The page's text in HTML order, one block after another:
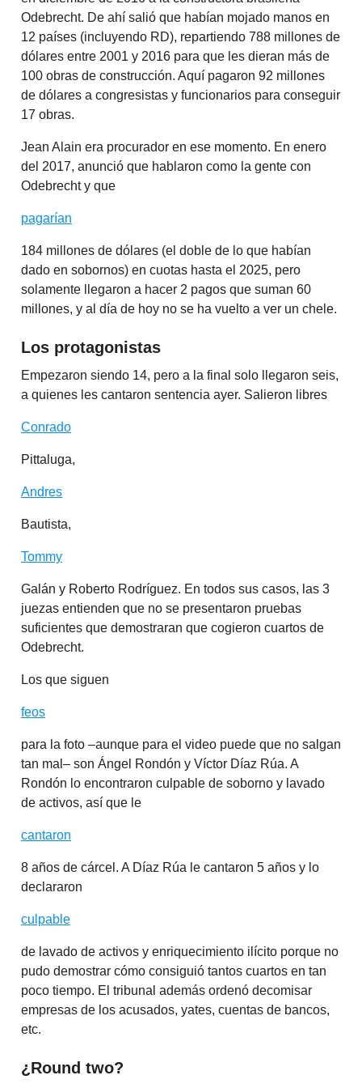
Odebrecht. De ahí salió que habían mojado manos en
12 países (incluyendo RD), repartiendo 788 millones de
dólares entre 2001 y 2016 para que les dieran más de
100 obras de construcción. Aquí pagaron 92 millones
de dólares a congresistas y funcionarios para conseguir
17 obras.
Jean Alain era procurador en ese momento. En enero
del 2017, anunció que hablaron como la gente con
Odebrecht y que
pagarían
184 millones de dólares (el doble de lo que habían
dado en sobornos) en cuotas hasta el 2025, pero
solamente llegaron a hacer 2 pagos que suman 60
millones, y al día de hoy no se ha vuelto a ver un chele.
Los protagonistas
Empezaron siendo 14, pero a la final solo llegaron seis,
a quienes les cantaron sentencia ayer. Salieron libres
Conrado
Pittaluga,
Andres
Bautista,
Tommy
Galán y Roberto Rodríguez. En todos sus casos, las 3
juezas entienden que no se presentaron pruebas
suficientes que demostraran que cogieron cuartos de
Odebrecht.
Los que siguen
feos
para la foto –aunque para el video puede que no salgan
tan mal– son Ángel Rondón y Víctor Díaz Rúa. A
Rondón lo encontraron culpable de soborno y lavado
de activos, así que le
cantaron
8 años de cárcel. A Díaz Rúa le cantaron 5 años y lo
declararon
culpable
de lavado de activos y enriquecimiento ilícito porque no
pudo demostrar cómo consiguió tantos cuartos en tan
poco tiempo. El tribunal además ordenó decomisar
empresas de los acusados, yates, cuentas de bancos,
etc.
¿Round two?